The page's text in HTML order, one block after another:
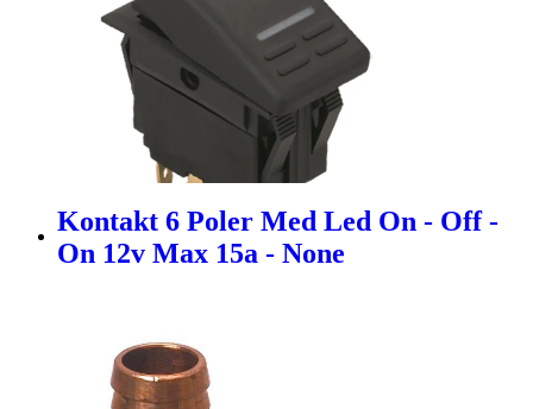
Kontakt 6 Poler Med Led On - Off -
On 12v Max 15a - None